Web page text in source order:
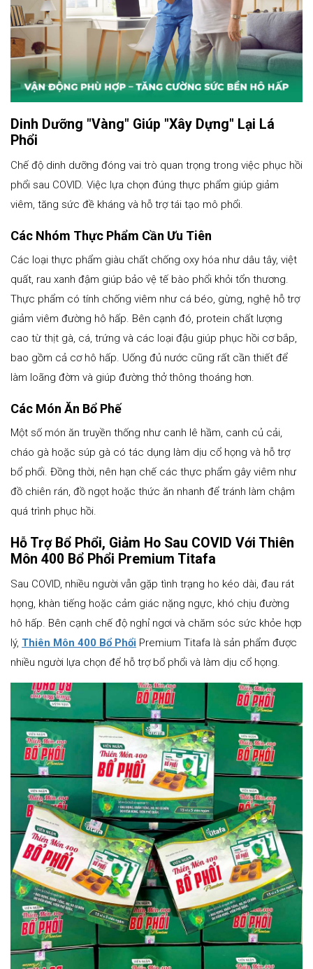
Dinh Dưỡng "Vàng" Giúp "Xây Dựng" Lại Lá
Phổi
Chế độ dinh dưỡng đóng vai trò quan trọng trong việc phục hồi
phổi sau COVID. Việc lựa chọn đúng thực phẩm giúp giảm
viêm, tăng sức đề kháng và hỗ trợ tái tạo mô phổi.
Các Nhóm Thực Phẩm Cần Ưu Tiên
Các loại thực phẩm giàu chất chống oxy hóa như dâu tây, việt
quất, rau xanh đậm giúp bảo vệ tế bào phổi khỏi tổn thương.
Thực phẩm có tính chống viêm như cá béo, gừng, nghệ hỗ trợ
giảm viêm đường hô hấp. Bên cạnh đó, protein chất lượng
cao từ thịt gà, cá, trứng và các loại đậu giúp phục hồi cơ bắp,
bao gồm cả cơ hô hấp. Uống đủ nước cũng rất cần thiết để
làm loãng đờm và giúp đường thở thông thoáng hơn.
Các Món Ăn Bổ Phế
Một số món ăn truyền thống như canh lê hầm, canh củ cải,
cháo gà hoặc súp gà có tác dụng làm dịu cổ họng và hỗ trợ
bổ phổi. Đồng thời, nên hạn chế các thực phẩm gây viêm như
đồ chiên rán, đồ ngọt hoặc thức ăn nhanh để tránh làm chậm
quá trình phục hồi.
Hỗ Trợ Bổ Phổi, Giảm Ho Sau COVID Với Thiên
Môn 400 Bổ Phổi Premium Titafa
Sau COVID, nhiều người vẫn gặp tình trạng ho kéo dài, đau rát
họng, khàn tiếng hoặc cảm giác nặng ngực, khó chịu đường
hô hấp. Bên cạnh chế độ nghỉ ngơi và chăm sóc sức khỏe hợp
lý, Thiên Môn 400 Bổ Phổi Premium Titafa là sản phẩm được
nhiều người lựa chọn để hỗ trợ bổ phổi và làm dịu cổ họng.